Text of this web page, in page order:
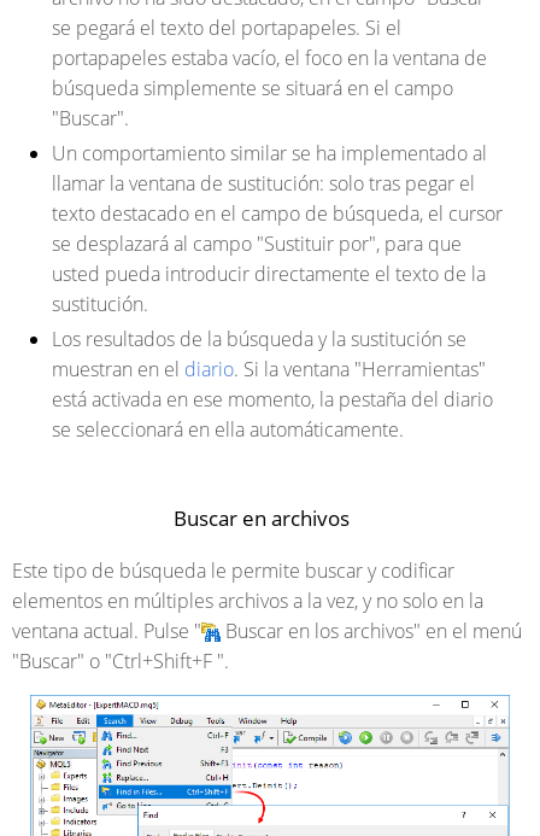
se pegará el texto del portapapeles. Si el
portapapeles estaba vacío, el foco en la ventana de
búsqueda simplemente se situará en el campo
"Buscar".
Un comportamiento similar se ha implementado al
llamar la ventana de sustitución: solo tras pegar el
texto destacado en el campo de búsqueda, el cursor
se desplazará al campo "Sustituir por", para que
usted pueda introducir directamente el texto de la
sustitución.
Los resultados de la búsqueda y la sustitución se
muestran en el diario. Si la ventana "Herramientas"
está activada en ese momento, la pestaña del diario
se seleccionará en ella automáticamente.
Buscar en archivos
Este tipo de búsqueda le permite buscar y codificar
elementos en múltiples archivos a la vez, y no solo en la
ventana actual. Pulse "
Buscar en los archivos" en el menú
"Buscar" o "Ctrl+Shift+F ".